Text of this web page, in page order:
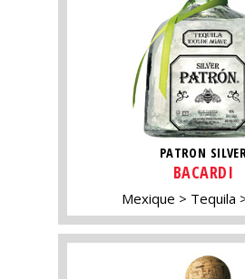
PATRON
BACARDI
Mexique Tequila